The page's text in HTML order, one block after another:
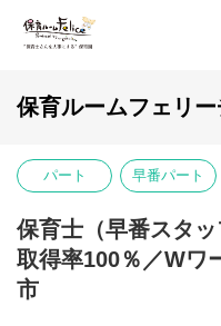
保育ルームフェリ
パート 早番パート
保育士（早番スタ
取得率100％／Wワ
市